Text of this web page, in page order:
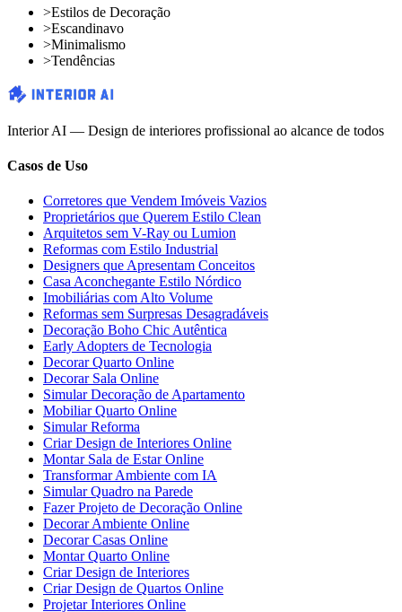
>Estilos de Decoração
>Escandinavo
>Minimalismo
>Tendências
Interior AI — Design de interiores profissional ao alcance de todos
Casos de Uso
Corretores que Vendem Imóveis Vazios
Proprietários que Querem Estilo Clean
Arquitetos sem V-Ray ou Lumion
Reformas com Estilo Industrial
Designers que Apresentam Conceitos
Casa Aconchegante Estilo Nórdico
Imobiliárias com Alto Volume
Reformas sem Surpresas Desagradáveis
Decoração Boho Chic Autêntica
Early Adopters de Tecnologia
Decorar Quarto Online
Decorar Sala Online
Simular Decoração de Apartamento
Mobiliar Quarto Online
Simular Reforma
Criar Design de Interiores Online
Montar Sala de Estar Online
Transformar Ambiente com IA
Simular Quadro na Parede
Fazer Projeto de Decoração Online
Decorar Ambiente Online
Decorar Casas Online
Montar Quarto Online
Criar Design de Interiores
Criar Design de Quartos Online
Projetar Interiores Online